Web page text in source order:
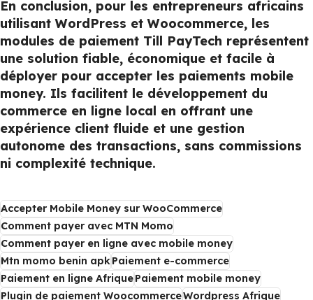
En conclusion, pour les entrepreneurs africains
utilisant WordPress et Woocommerce, les
modules de paiement Till PayTech représentent
une solution fiable, économique et facile à
déployer pour accepter les paiements mobile
money. Ils facilitent le développement du
commerce en ligne local en offrant une
expérience client fluide et une gestion
autonome des transactions, sans commissions
ni complexité technique.
Accepter Mobile Money sur WooCommerce
Comment payer avec MTN Momo
Comment payer en ligne avec mobile money
Mtn momo benin apkPaiement e-commerce
Paiement en ligne AfriquePaiement mobile money
Plugin de paiement WoocommerceWordpress Afrique